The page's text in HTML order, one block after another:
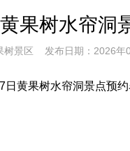
果树水帘洞
树景区 发布日期：2026年
日黄果树水帘洞景点预